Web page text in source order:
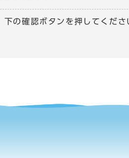
の確認ボタンを押してくださ